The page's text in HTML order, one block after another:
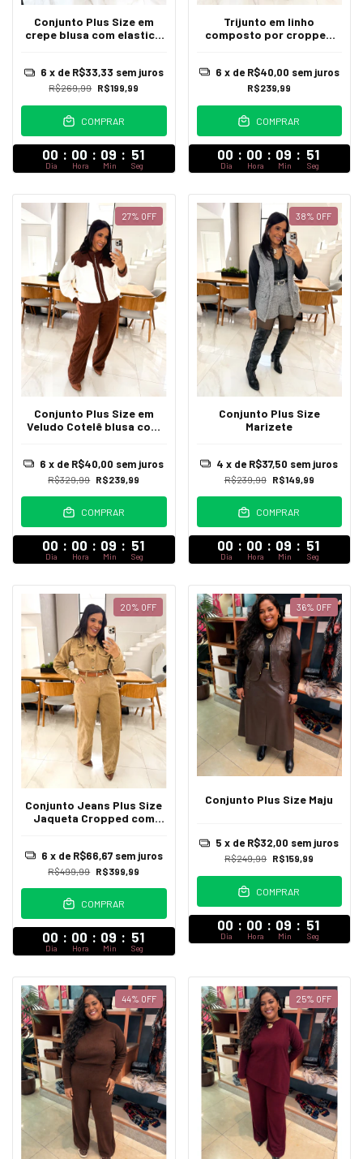
Conjunto Plus Size em
crepe blusa com elastico
pantalona Sara
R$269,99 R$199,99
6 x de R$33,33 sem juros
COMPRAR
00 : 00 : 09 : 47
Dia Hora Min Seg
Trijunto em linho
composto por cropped
com botões Tainara
R$239,99
6 x de R$40,00 sem juros
COMPRAR
00 : 00 : 09 : 47
Dia Hora Min Seg
27% OFF
Conjunto Plus Size em
Veludo Cotelê blusa com
R$329,99 R$239,99
6 x de R$40,00 sem juros
COMPRAR
00 : 00 : 09 : 47
Dia Hora Min Seg
38% OFF
Conjunto Plus Size
Marizete
R$239,99 R$149,99
4 x de R$37,50 sem juros
COMPRAR
00 : 00 : 09 : 47
Dia Hora Min Seg
20% OFF
Conjunto Jeans Plus Size
Jaqueta Cropped com
R$499,99 R$399,99
6 x de R$66,67 sem juros
COMPRAR
00 : 00 : 09 : 47
Dia Hora Min Seg
36% OFF
Conjunto Plus Size Maju
R$249,99 R$159,99
5 x de R$32,00 sem juros
COMPRAR
00 : 00 : 09 : 47
Dia Hora Min Seg
44% OFF 25% OFF